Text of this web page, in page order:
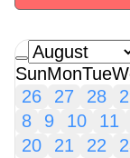
SunMonTue
26
27 28
8
9 10 11
20
21 22